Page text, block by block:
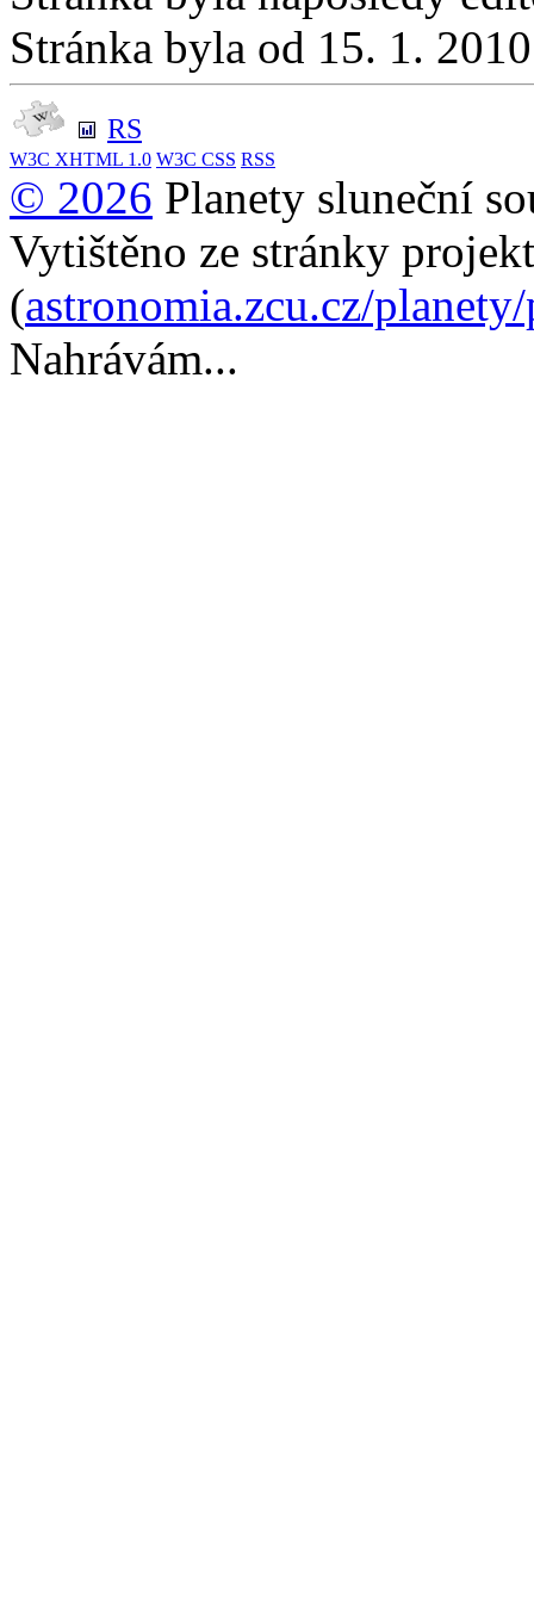
Stránka byla od 15. 1.
RS
W3C XHTML 1.0 W3C CSS RSS
© 2026 Planety sluneční
Vytištěno ze stránky
(astronomia.zcu.cz/
Nahrávám...